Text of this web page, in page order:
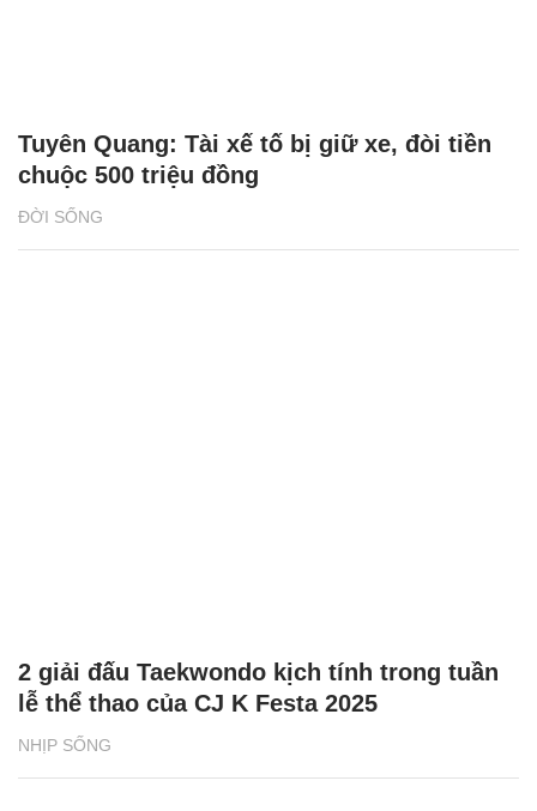
ĐỜI SỐNG
Tuyên Quang: Tài xế tố bị giữ xe, đòi tiền
chuộc 500 triệu đồng
NHỊP SỐNG
2 giải đấu Taekwondo kịch tính trong tuần
lễ thể thao của CJ K Festa 2025